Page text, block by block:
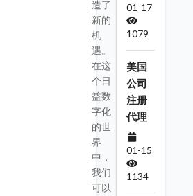
造了
新的
机
遇。
在这
个日
益数
字化
的世
界
中，
我们
可以
01-17
1079
美国
公司
注册
代理
01-15
1134